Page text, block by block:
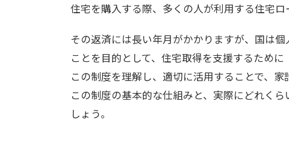
住宅を購入する際、多くの人が利用する住宅ロ
その返済には長い年月がかかりますが、国は
ことを目的として、住宅取得を支援するため
この制度を理解し、適切に活用することで、
この制度の基本的な仕組みと、実際にどれく
しょう。